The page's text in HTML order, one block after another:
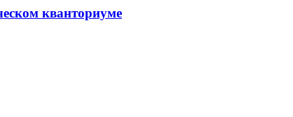
кванториуме